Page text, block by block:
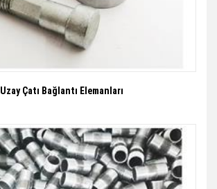
Uzay Çatı Bağlantı Elemanları